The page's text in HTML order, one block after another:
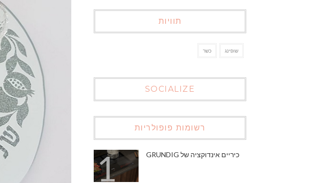
תוויות
כשר שופינג
SOCIALIZE
רשומות פופולריות
כיריים אינדוקציה של GRUNDIG